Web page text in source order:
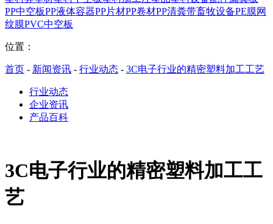
PP中空板PP液体容器PP片材PP卷材PP清粪带畜牧设备PE膜网
纹膜PVC中空板
位置：
首页 - 新闻资讯 - 行业动态 - 3C电子行业的精密塑料加工工艺
行业动态
企业资讯
产品百科
3C电子行业的精密塑料加工工
艺